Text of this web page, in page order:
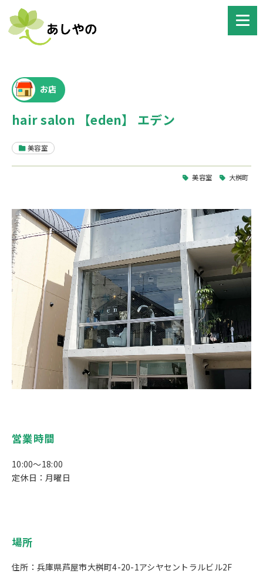
お店
hair salon 【eden】 エデン
美容室
美容室 大桝町
営業時間
10:00～18:00
定休日：月曜日
場所
住所：兵庫県芦屋市大桝町4-20-1アシヤセントラルビル2F